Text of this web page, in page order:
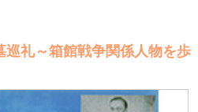
礼～箱館戦争関係人物を歩